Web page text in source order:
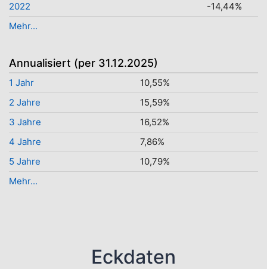
2022
-14,44%
Mehr...
Annualisiert (per 31.12.2025)
1 Jahr
10,55%
2 Jahre
15,59%
3 Jahre
16,52%
4 Jahre
7,86%
5 Jahre
10,79%
Mehr...
Eckdaten